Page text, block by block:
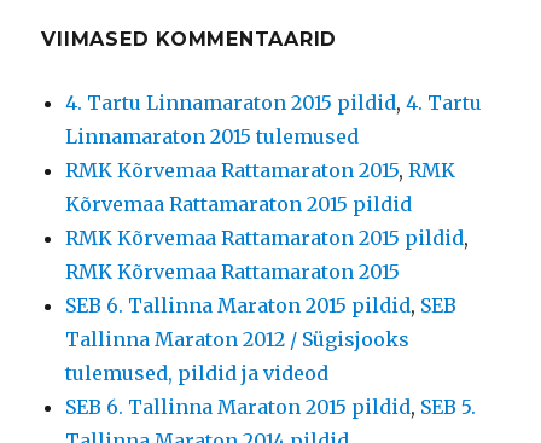
VIIMASED KOMMENTAARID
4. Tartu Linnamaraton 2015 pildid,4. Tartu
Linnamaraton 2015 tulemused
RMK Kõrvemaa Rattamaraton 2015,RMK
Kõrvemaa Rattamaraton 2015 pildid
RMK Kõrvemaa Rattamaraton 2015 pildid,
RMK Kõrvemaa Rattamaraton 2015
SEB 6. Tallinna Maraton 2015 pildid, SEB
Tallinna Maraton 2012 / Sügisjooks
tulemused, pildid ja videod
SEB 6. Tallinna Maraton 2015 pildid, SEB 5.